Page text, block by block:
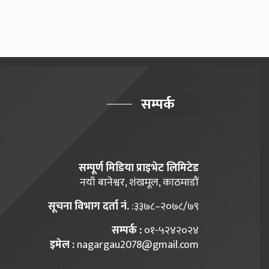
सम्पर्क
सम्पूर्ण मिडिया प्राइभेट लिमिटेड
नयाँ बानेश्वर, शंखमूल, काठमाडौं
सूचना विभाग दर्ता नं.:३३७८–२०७८/७९
सम्पर्क :०१-५२४२०२४
इमेल :nagargau2078@gmail.com